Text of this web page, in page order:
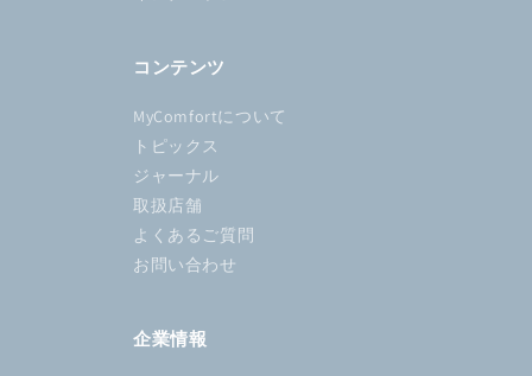
コンテンツ
MyComfortについて
トピックス
ジャーナル
取扱店舗
よくあるご質問
お問い合わせ
企業情報